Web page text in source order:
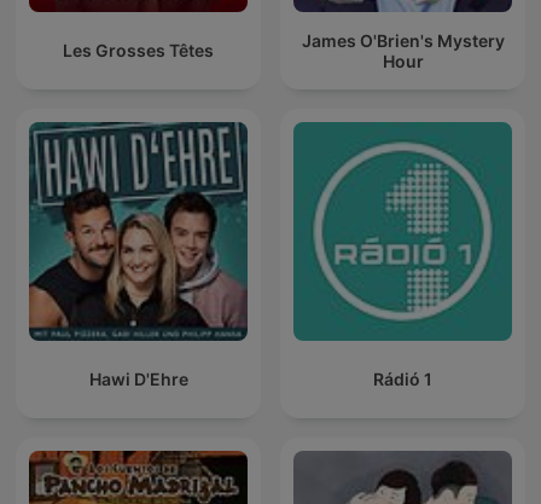
Les Grosses Têtes
James O'Brien's Mystery
Hour
Hawi D'Ehre Rádió 1